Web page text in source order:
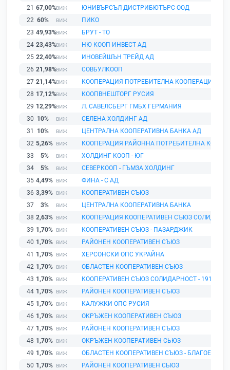
21 67,00%
ЮНИВЪРСЪЛ ДИСТРИБЮТЪРС ООД
22 60%
ПИКО
23 49,93%
БРУТ - ТО
24 23,43%
НЮ КООП ИНВЕСТ АД
25 22,40%
ИНОВЕЙШЪН ТРЕЙД АД
26 21,98%
СОВБУЛКООП
27 21,14%
КООПЕРАЦИЯ ПОТРЕБИТЕЛНА КООПЕРАЦИЯ
28 17,12%
КООПВНЕШТОРГ РУСИЯ
29 12,29%
Л. САВЕЛСБЕРГ ГМБХ ГЕРМАНИЯ
30 10%
СЕЛЕНА ХОЛДИНГ АД
31
10%
ЦЕНТРАЛНА КООПЕРАТИВНА БАНКА АД
32 5,26%
КООПЕРАЦИЯ РАЙОННА ПОТРЕБИТЕЛНА
33
5%
ХОЛДИНГ КООП - ЮГ
34
5%
СЕВЕРКООП - ГЪМЗА ХОЛДИНГ
35 4,49%
ФИНА - С АД
36 3,39%
КООПЕРАТИВЕН СЪЮЗ
37
3%
ЦЕНТРАЛНА КООПЕРАТИВНА БАНКА
38 2,63%
КООПЕРАЦИЯ КООПЕРАТИВЕН СЪЮЗ
39 1,70%
КООПЕРАТИВЕН СЪЮЗ - ПАЗАРДЖИК
40 1,70%
РАЙОНЕН КООПЕРАТИВЕН СЪЮЗ
41
1,70%
ХЕРСОНСКИ ОПС УКРАЙНА
42 1,70%
ОБЛАСТЕН КООПЕРАТИВЕН СЪЮЗ
43 1,70%
КООПЕРАТИВЕН СЪЮЗ СОЛИДАРНОСТ - 1915
44 1,70%
РАЙОНЕН КООПЕРАТИВЕН СЪЮЗ
45 1,70%
КАЛУЖКИ ОПС РУСИЯ
46 1,70%
ОКРЪЖЕН КООПЕРАТИВЕН СЪЮЗ
47 1,70%
РАЙОНЕН КООПЕРАТИВЕН СЪЮЗ
48 1,70%
ОКРЪЖЕН КООПЕРАТИВЕН СЬЮЗ
49 1,70%
ОБЛАСТЕН КООПЕРАТИВЕН СЪЮЗ - БЛАГОЕВГРАД
50 1,70%
РАЙОНЕН КООПЕРАТИВЕН СЬЮЗ